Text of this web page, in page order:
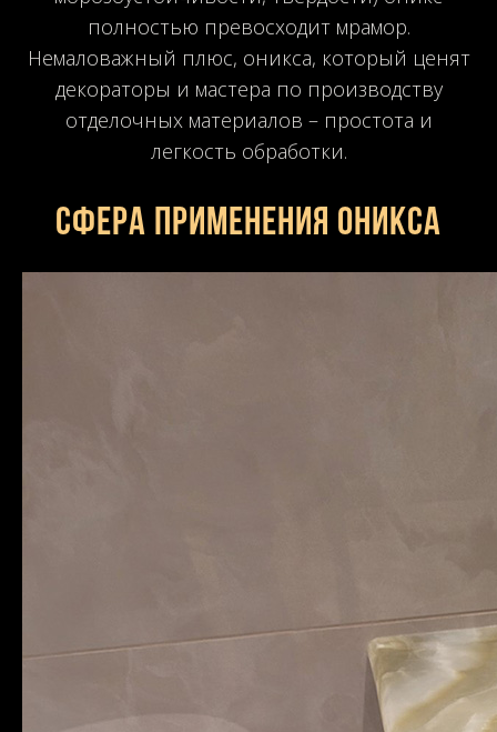
полностью превосходит мрамор.
Немаловажный плюс, оникса, который ценят
декораторы и мастера по производству
отделочных материалов – простота и
легкость обработки.
Сфера применения оникса